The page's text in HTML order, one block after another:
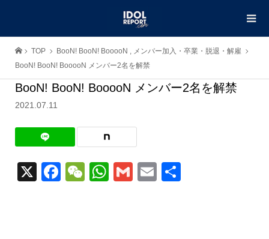
TOP BooN! BooN! BooooN , メンバー加入・卒業・脱退・解雇
BooN! BooN! BooooN メンバー2名を解禁
BooN! BooN! BooooN メンバー2名を解禁
2021.07.11
X Facebook
WeChat
WhatsApp
GmailEmail